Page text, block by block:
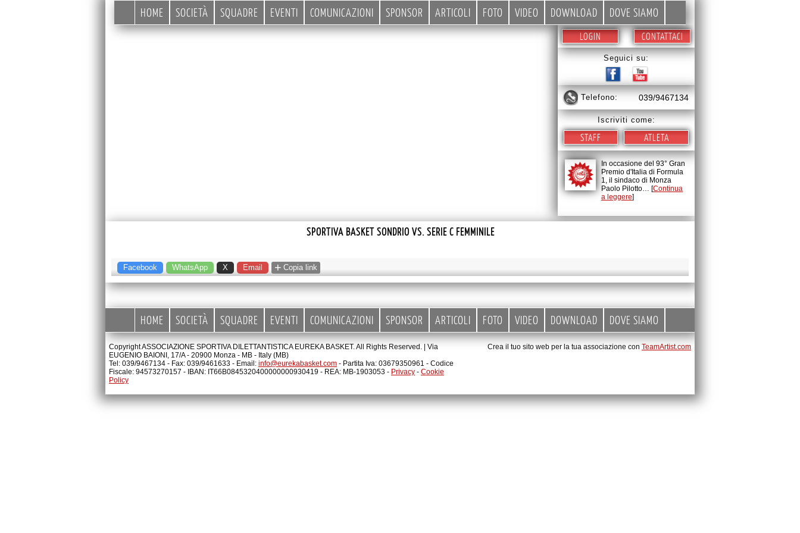
HOME SOCIETÀ SQUADRE EVENTI COMUNICAZIONI SPONSOR ARTICOLI FOTO VIDEO DOWNLOAD DOVE SIAMO
LOGIN CONTATTACI
Seguici su:
telefono: 039/9467134
Iscriviti come:
STAFF ATLETA
In occasione del 93° Gran
Premio d'Italia di Formula
1, il sindaco di Monza
Paolo Pilotto… [Continua
a leggere]
SPORTIVA BASKET SONDRIO VS. SERIE C FEMMINILE
Facebook WhatsApp X Email + Copia link
HOME SOCIETÀ SQUADRE EVENTI COMUNICAZIONI SPONSOR ARTICOLI FOTO VIDEO DOWNLOAD DOVE SIAMO
Copyright ASSOCIAZIONE SPORTIVA DILETTANTISTICA EUREKA BASKET. All Rights Reserved. | Via
EUGENIO BAIONI, 17/A - 20900 Monza - MB - Italy (MB)
Tel: 039/9467134 - Fax: 039/9461633 - Email: info@eurekabasket.com - Partita Iva: 03679350961 - Codice
Fiscale: 94573270157 - IBAN: IT66B0845320400000000930419 - REA: MB-1903053 - Privacy - Cookie
Policy
Crea il tuo sito web per la tua associazione con TeamArtist.com